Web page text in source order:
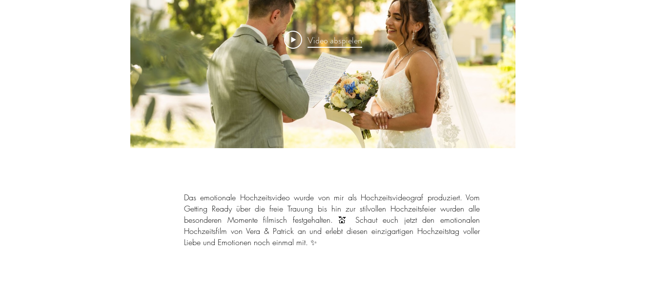
Video abspielen
Das emotionale Hochzeitsvideo wurde von mir als Hochzeitsvideograf produziert. Vom
Getting Ready über die freie Trauung bis hin zur stilvollen Hochzeitsfeier wurden alle
besonderen Momente filmisch festgehalten. 💒 Schaut euch jetzt den emotionalen
Hochzeitsfilm von Vera & Patrick an und erlebt diesen einzigartigen Hochzeitstag voller
Liebe und Emotionen noch einmal mit. ✨